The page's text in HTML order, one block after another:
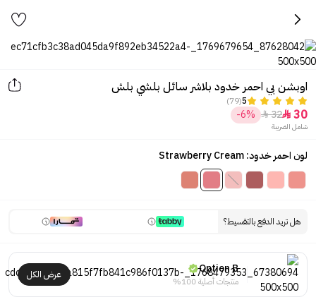
اوبشن بي احمر خدود بلاشر سائل بلشي بلش
5
(79)
30

32

-6%
شامل الضريبة
لون احمر خدود: Strawberry Cream
هل تريد الدفع بالتقسيط؟
Option B
منتجات أصلية 100%
عرض الكل